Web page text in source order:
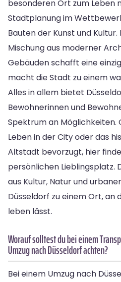
besonderen Ort zum Leben
Stadtplanung im
Bauten der Kunst und
Mischung aus moderner
Gebäuden schafft eine
macht die Stadt zu einem
Alles in allem bietet
Bewohnerinnen und
Spektrum an Möglichkeiten.
Leben in der City oder das
Altstadt bevorzugt, hier
persönlichen Lieblingsplatz.
aus Kultur, Natur und
Düsseldorf zu einem Ort, an
leben lässt.
Worauf solltest du bei einem
Umzug nach Düsseldorf achten?
Bei einem Umzug nach